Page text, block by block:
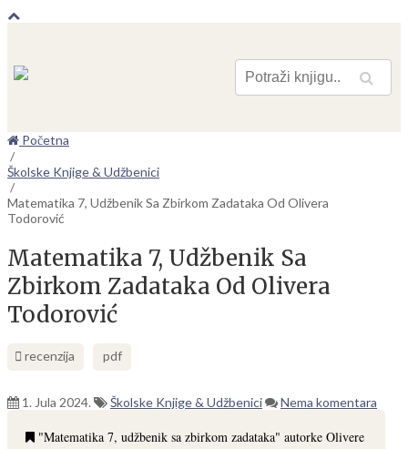
Pretraga
Početna
/
Školske Knjige & Udžbenici
/
Matematika 7, Udžbenik Sa Zbirkom Zadataka Od Olivera
Todorović
Matematika 7, Udžbenik Sa
Zbirkom Zadataka Od Olivera
Todorović
recenzija pdf
1. Jula 2024. Školske Knjige & Udžbenici Nema komentara
"Matematika 7, udžbenik sa zbirkom zadataka" autorke Olivere